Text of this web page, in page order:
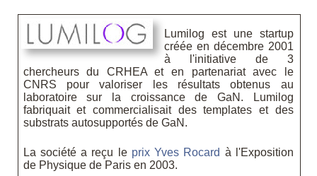
Lumilog est une startup
créée en décembre 2001
à l'initiative de 3
chercheurs du CRHEA et en partenariat avec le
CNRS pour valoriser les résultats obtenus au
laboratoire sur la croissance de GaN. Lumilog
fabriquait et commercialisait des templates et des
substrats autosupportés de GaN.
La société a reçu le prix Yves Rocard à l'Exposition
de Physique de Paris en 2003.